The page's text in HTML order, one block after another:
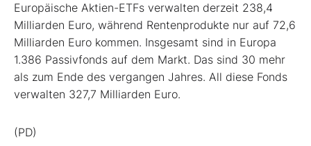
Europäische Aktien-ETFs verwalten derzeit 238,4
Milliarden Euro, während Rentenprodukte nur auf 72,6
Milliarden Euro kommen. Insgesamt sind in Europa
1.386 Passivfonds auf dem Markt. Das sind 30 mehr
als zum Ende des vergangen Jahres. All diese Fonds
verwalten 327,7 Milliarden Euro.
(PD)